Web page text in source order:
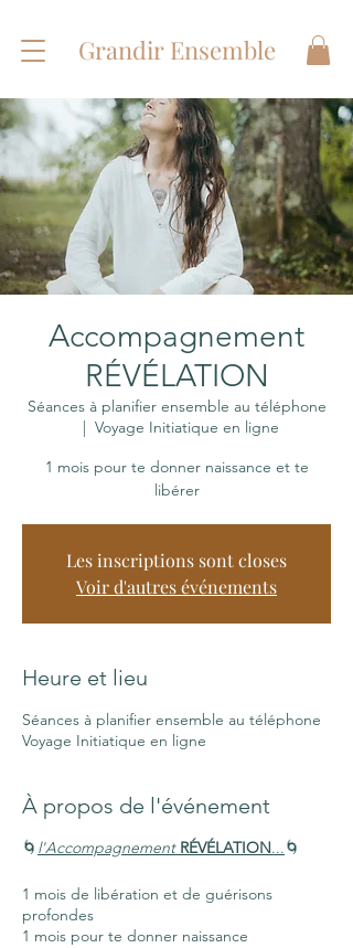
Grandir Ensemble
Accompagnement
RÉVÉLATION
Séances à planifier ensemble au téléphone
Voyage Initiatique en ligne
1 mois pour te donner naissance et te
libérer
Les inscriptions sont closes
Voir d'autres événements
Heure et lieu
Séances à planifier ensemble au téléphone
Voyage Initiatique en ligne
À propos de l'événement
🌀 l'Accompagnement RÉVÉLATION...🌀
1 mois de libération et de guérisons
profondes
1 mois pour te donner naissance